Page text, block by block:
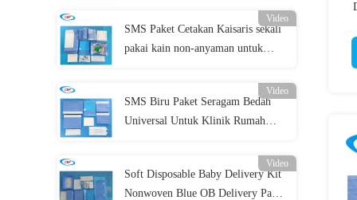
Video
SMS Paket Cetakan Kaisaris sekali
pakai kain non-anyaman untuk
Video
SMS Biru Paket Seragam Bedah
Universal Untuk Klinik Rumah
Video
Soft Disposable Baby Delivery Kit
Nonwoven Blue OB Delivery Pack